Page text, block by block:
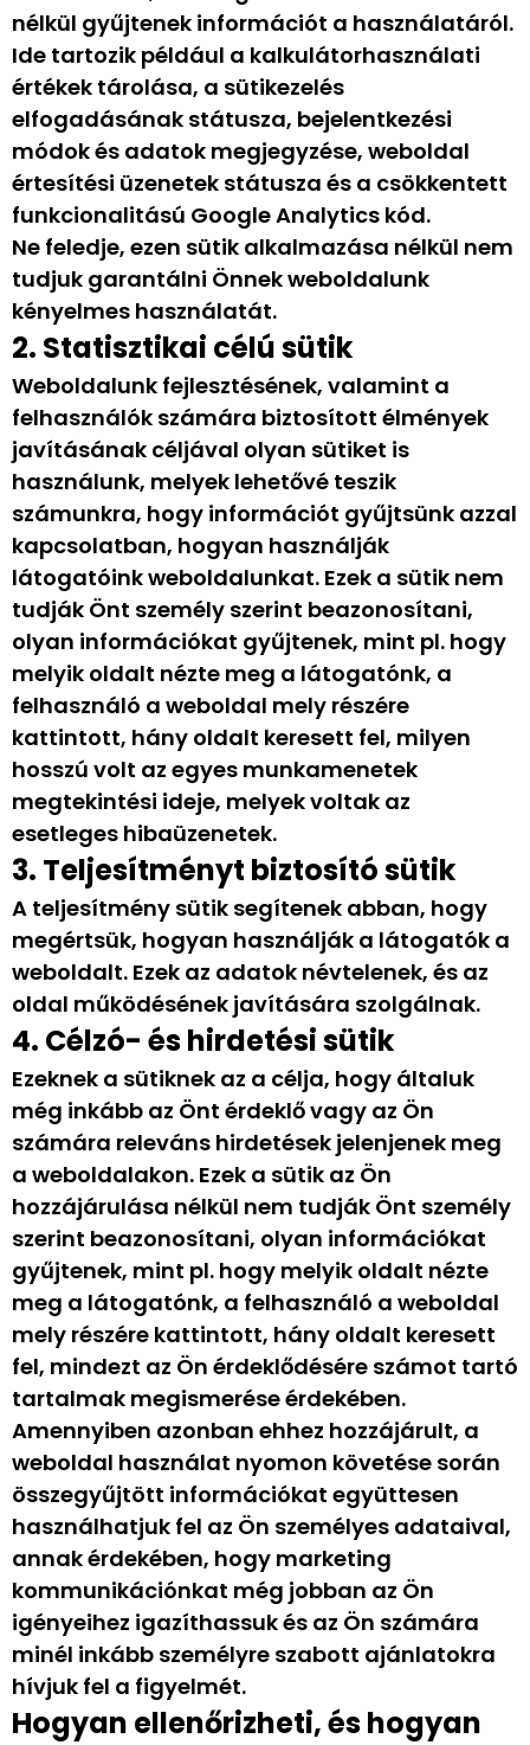
nélkül gyűjtenek információt a használatáról.
Ide tartozik például a kalkulátorhasználati
értékek tárolása, a sütikezelés
elfogadásának státusza, bejelentkezési
módok és adatok megjegyzése, weboldal
értesítési üzenetek státusza és a csökkentett
funkcionalitású Google Analytics kód.
Ne feledje, ezen sütik alkalmazása nélkül nem
tudjuk garantálni Önnek weboldalunk
kényelmes használatát.
2. Statisztikai célú sütik
Weboldalunk fejlesztésének, valamint a
felhasználók számára biztosított élmények
javításának céljával olyan sütiket is
használunk, melyek lehetővé teszik
számunkra, hogy információt gyűjtsünk azzal
kapcsolatban, hogyan használják
látogatóink weboldalunkat. Ezek a sütik nem
tudják Önt személy szerint beazonosítani,
olyan információkat gyűjtenek, mint pl. hogy
melyik oldalt nézte meg a látogatónk, a
felhasználó a weboldal mely részére
kattintott, hány oldalt keresett fel, milyen
hosszú volt az egyes munkamenetek
megtekintési ideje, melyek voltak az
esetleges hibaüzenetek.
3. Teljesítményt biztosító sütik
A teljesítmény sütik segítenek abban, hogy
megértsük, hogyan használják a látogatók a
weboldalt. Ezek az adatok névtelenek, és az
oldal működésének javítására szolgálnak.
4. Célzó- és hirdetési sütik
Ezeknek a sütiknek az a célja, hogy általuk
még inkább az Önt érdeklő vagy az Ön
számára releváns hirdetések jelenjenek meg
a weboldalakon. Ezek a sütik az Ön
hozzájárulása nélkül nem tudják Önt személy
szerint beazonosítani, olyan információkat
gyűjtenek, mint pl. hogy melyik oldalt nézte
meg a látogatónk, a felhasználó a weboldal
mely részére kattintott, hány oldalt keresett
fel, mindezt az Ön érdeklődésére számot tartó
tartalmak megismerése érdekében.
Amennyiben azonban ehhez hozzájárult, a
weboldal használat nyomon követése során
összegyűjtött információkat együttesen
használhatjuk fel az Ön személyes adataival,
annak érdekében, hogy marketing
kommunikációnkat még jobban az Ön
igényeihez igazíthassuk és az Ön számára
minél inkább személyre szabott ajánlatokra
hívjuk fel a figyelmét.
Hogyan ellenőrizheti, és hogyan